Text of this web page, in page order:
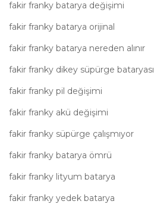
fakir franky batarya değişimi
fakir franky batarya orijinal
fakir franky batarya nereden alınır
fakir franky dikey süpürge bataryası
fakir franky pil değişimi
fakir franky akü değişimi
fakir franky süpürge çalışmıyor
fakir franky batarya ömrü
fakir franky lityum batarya
fakir franky yedek batarya